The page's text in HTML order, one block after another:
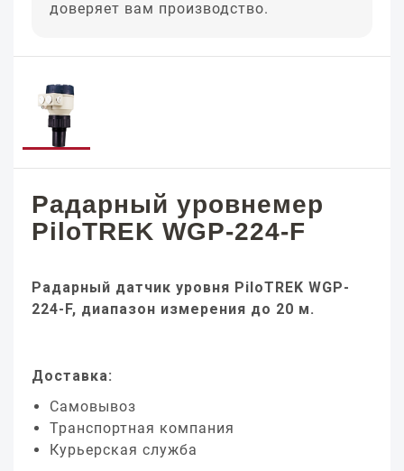
доверяет вам производство.
Радарный уровнемер
PiloTREK WGP-224-F
Радарный датчик уровня PiloTREK WGP-
224-F, диапазон измерения до 20 м.
Доставка:
Самовывоз
Транспортная компания
Курьерская служба